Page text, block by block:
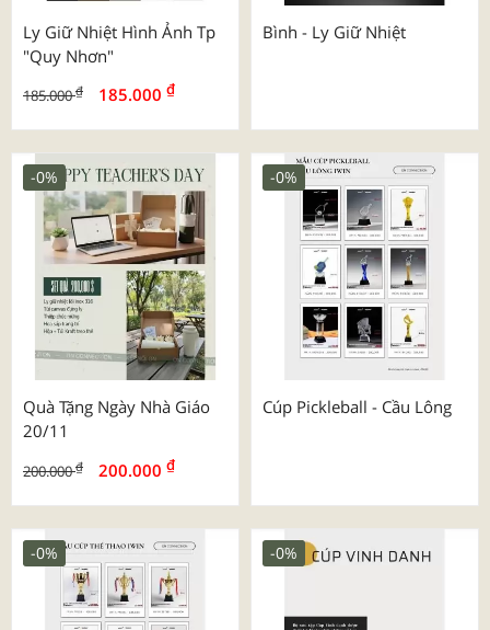
Ly Giữ Nhiệt Hình Ảnh Tp
"quy Nhơn"
185.000₫ 185.000 ₫
Bình - Ly Giữ Nhiệt
Quà Tặng Ngày Nhà Giáo
20/11
200.000₫ 200.000 ₫
-0%
Cúp Pickleball - Cầu Lông
-0%
-0% -0%